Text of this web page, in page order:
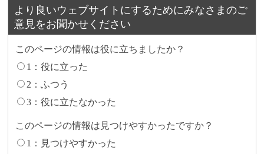
より良いウェブサイトにするためにみなさまのご
意見をお聞かせください
このページの情報は役に立ちましたか？
1：役に立った
2：ふつう
3：役に立たなかった
このページの情報は見つけやすかったですか？
1：見つけやすかった